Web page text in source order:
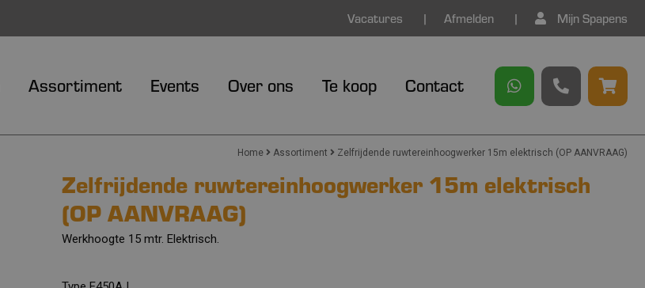
Vacatures Afmelden Mijn Spapens
Assortiment Events Over ons Te koop Contact
Home Assortiment Zelfrijdende ruwtereinhoogwerker 15m elektrisch (OP AANVRAAG)
Zelfrijdende ruwtereinhoogwerker 15m elektrisch
(OP AANVRAAG)
Werkhoogte 15 mtr. Elektrisch.